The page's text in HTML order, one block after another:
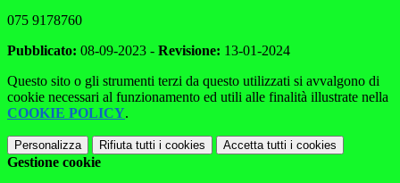
075 9178760
Pubblicato: 08-09-2023 - Revisione: 13-01-2024
Questo sito o gli strumenti terzi da questo utilizzati si avvalgono di
cookie necessari al funzionamento ed utili alle finalità illustrate nella
COOKIE POLICY.
Personalizza Rifiuta tutti i cookies Accetta tutti i cookies
Gestione cookie